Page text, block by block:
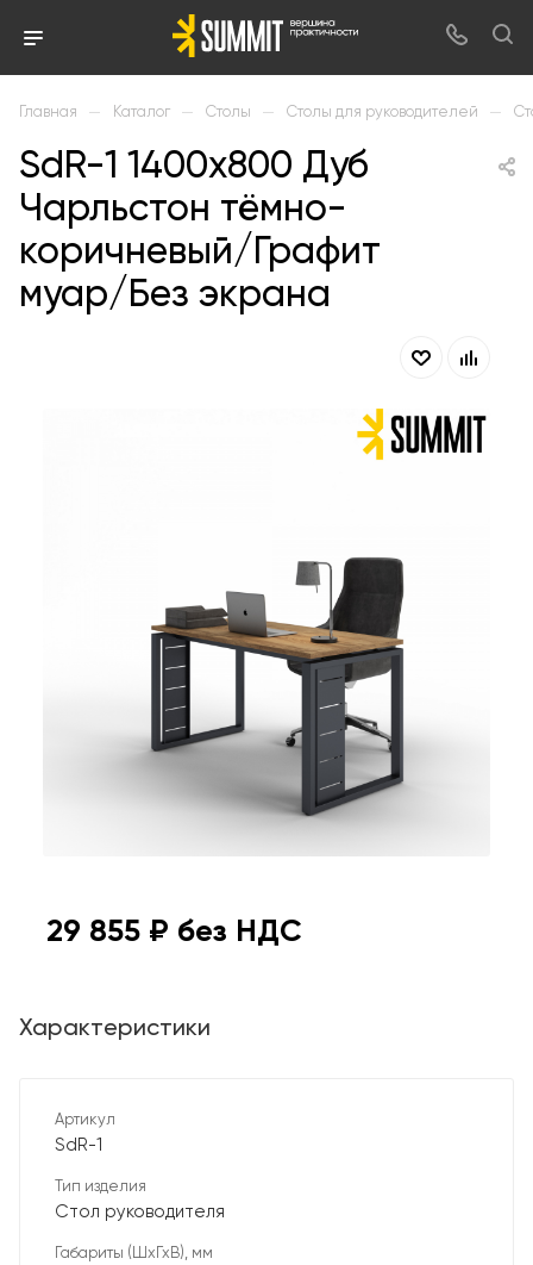
Главная — Каталог — Столы — Столы для руководителей —
SdR-1 1400х800 Дуб
Чарльстон тёмно-
коричневый/Графит
муар/Без экрана
29 855 ₽ без НДС
Характеристики
Артикул
SdR-1
Тип изделия
Стол руководителя
Габариты (ШхГхВ), мм